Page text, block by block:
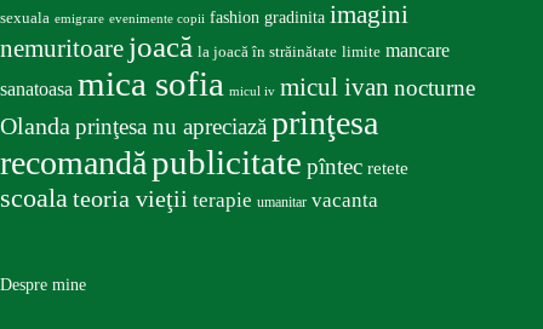
sexuala emigrare evenimente copii fashion gradinita imagini
nemuritoare joacă la joacă în străinătate limite mancare
sanatoasa mica sofia micul iv micul ivan nocturne
Olanda prinţesa nu apreciază prinţesa
recomandăpublicitate pîntec retete
scoala teoria vieţii terapie umanitar vacanta
Despre mine